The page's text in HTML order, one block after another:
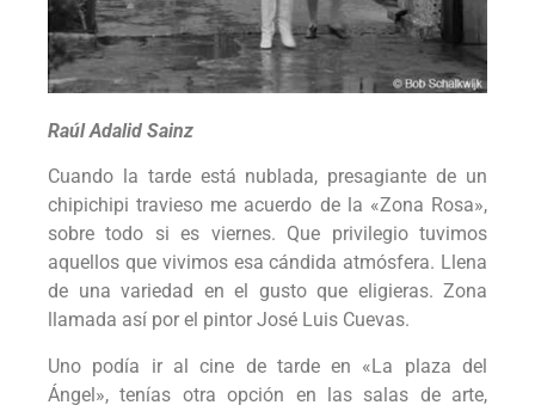
Raúl Adalid Sainz
Cuando la tarde está nublada, presagiante de un
chipichipi travieso me acuerdo de la «Zona Rosa»,
sobre todo si es viernes. Que privilegio tuvimos
aquellos que vivimos esa cándida atmósfera. Llena
de una variedad en el gusto que eligieras. Zona
llamada así por el pintor José Luis Cuevas.
Uno podía ir al cine de tarde en «La plaza del
Ángel», tenías otra opción en las salas de arte,